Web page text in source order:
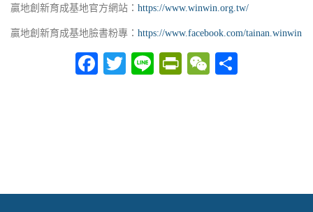
贏地創新育成基地官方網站： https://www.winwin.org.tw/
贏地創新育成基地臉書粉專： https://www.facebook.com/tainan.winwin
Facebook
Twitter
LinePrintFriendly
WeChat